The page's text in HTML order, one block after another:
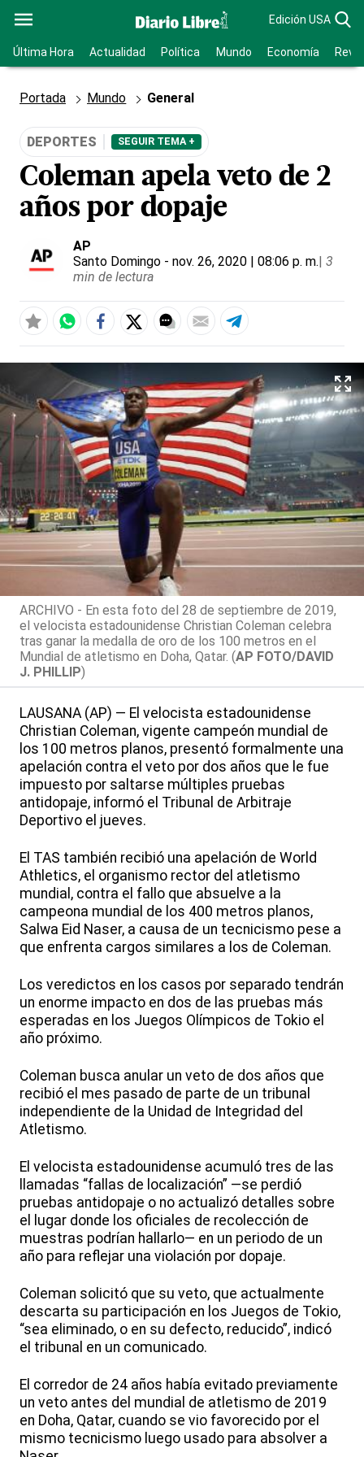
Edición USA
Última Hora Actualidad Política Mundo Economía
Portada Mundo General
DEPORTES SEGUIR TEMA +
Coleman apela veto de 2
años por dopaje
AP
Santo Domingo - nov. 26, 2020 | 08:06 p. m.| 3
min de lectura
ARCHIVO - En esta foto del 28 de septiembre de 2019,
el velocista estadounidense Christian Coleman celebra
tras ganar la medalla de oro de los 100 metros en el
Mundial de atletismo en Doha, Qatar. (AP FOTO/DAVID
J. PHILLIP)
LAUSANA (AP) — El velocista estadounidense
Christian Coleman, vigente campeón mundial de
los 100 metros planos, presentó formalmente una
apelación contra el veto por dos años que le fue
impuesto por saltarse múltiples pruebas
antidopaje, informó el Tribunal de Arbitraje
Deportivo el jueves.
El TAS también recibió una apelación de World
Athletics, el organismo rector del atletismo
mundial, contra el fallo que absuelve a la
campeona mundial de los 400 metros planos,
Salwa Eid Naser, a causa de un tecnicismo pese a
que enfrenta cargos similares a los de Coleman.
Los veredictos en los casos por separado tendrán
un enorme impacto en dos de las pruebas más
esperadas en los Juegos Olímpicos de Tokio el
año próximo.
Coleman busca anular un veto de dos años que
recibió el mes pasado de parte de un tribunal
independiente de la Unidad de Integridad del
Atletismo.
El velocista estadounidense acumuló tres de las
llamadas “fallas de localización” —se perdió
pruebas antidopaje o no actualizó detalles sobre
el lugar donde los oficiales de recolección de
muestras podrían hallarlo— en un periodo de un
año para reflejar una violación por dopaje.
Coleman solicitó que su veto, que actualmente
descarta su participación en los Juegos de Tokio,
“sea eliminado, o en su defecto, reducido”, indicó
el tribunal en un comunicado.
El corredor de 24 años había evitado previamente
un veto antes del mundial de atletismo de 2019
en Doha, Qatar, cuando se vio favorecido por el
mismo tecnicismo luego usado para absolver a